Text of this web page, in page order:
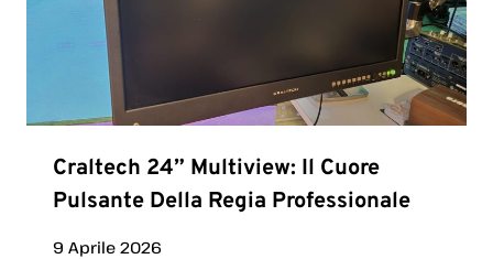
Craltech 24” Multiview: Il Cuore
Pulsante Della Regia Professionale
9 Aprile 2026